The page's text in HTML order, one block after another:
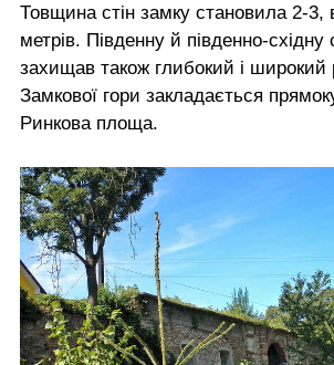
Товщина стін замку становила 2-
метрів. Південну й південно-східну
захищав також глибокий і широкий
Замкової гори закладається
Ринкова площа.